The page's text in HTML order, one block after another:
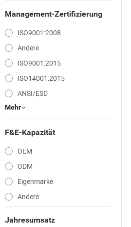
Management-Zertifizierung
ISO9001:2008
Andere
ISO9001:2015
ISO14001:2015
ANSI/ESD
Mehr
F&E-Kapazität
OEM
ODM
Eigenmarke
Andere
Jahresumsatz